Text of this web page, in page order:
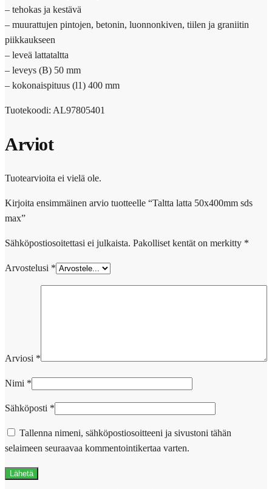
– tehokas ja kestävä
– muurattujen pintojen, betonin, luonnonkiven, tiilen ja graniitin
piikkaukseen
– leveä lattataltta
– leveys (B) 50 mm
– kokonaispituus (l1) 400 mm
Tuotekoodi: AL97805401
Arviot
Tuotearvioita ei vielä ole.
Kirjoita ensimmäinen arvio tuotteelle “Taltta latta 50x400mm sds
max”
Sähköpostiosoitettasi ei julkaista. Pakolliset kentät on merkitty *
Arvostelusi *
Arviosi *
Nimi *
Sähköposti *
Tallenna nimeni, sähköpostiosoitteeni ja sivustoni tähän
selaimeen seuraavaa kommentointikertaa varten.